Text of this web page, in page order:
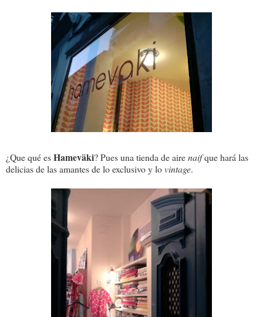
¿Que qué esHameväki? Pues una tienda de airenaifque hará las
delicias de las amantes de lo exclusivo y lovintage.